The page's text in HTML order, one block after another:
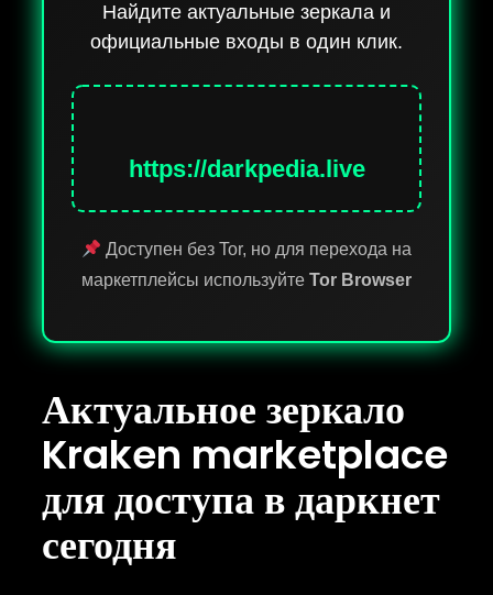
Найдите актуальные зеркала и
официальные входы в один клик.
https://darkpedia.live
Доступен без Tor, но для перехода на
маркетплейсы используйте Tor Browser
Актуальное зеркало
Kraken marketplace
для доступа в даркнет
сегодня